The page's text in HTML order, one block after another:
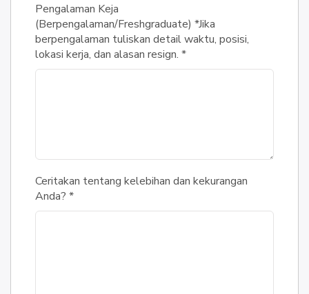
Pengalaman Keja
(Berpengalaman/Freshgraduate) *Jika
berpengalaman tuliskan detail waktu, posisi,
lokasi kerja, dan alasan resign. *
Ceritakan tentang kelebihan dan kekurangan
Anda? *